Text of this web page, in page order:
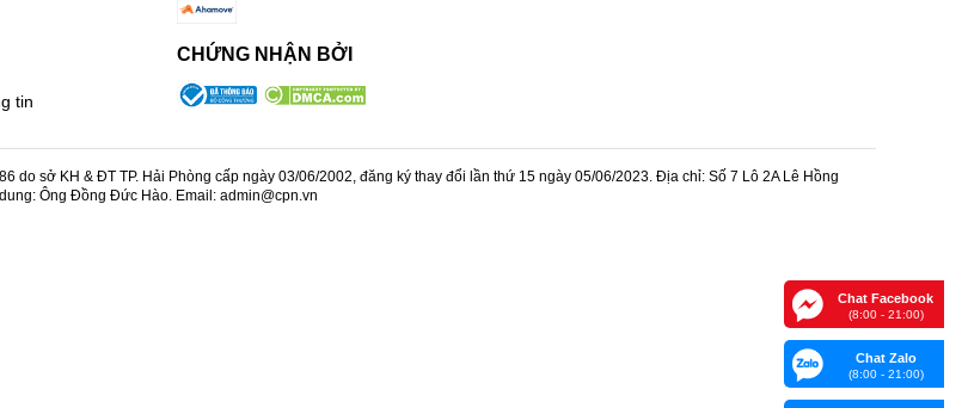
tin
CHỨNG NHẬN BỞI
do sở KH & ĐT TP. Hải Phòng cấp ngày 03/06/2002, đăng ký thay đổi lần thứ 15 ngày 05/06/2023. Địa chỉ: Số 7 Lô 2A Lê Hồng
Ông Đồng Đức Hào. Email: admin@cpn.vn
Chat Facebook
(8:00 - 21:00)
Chat Zalo
(8:00 - 21:00)